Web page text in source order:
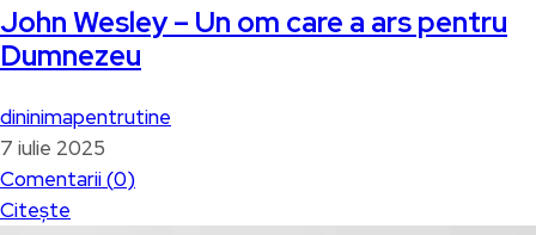
John Wesley – Un om care a ars pentru
Dumnezeu
dininimapentrutine
7 iulie 2025
Comentarii (0)
Citește